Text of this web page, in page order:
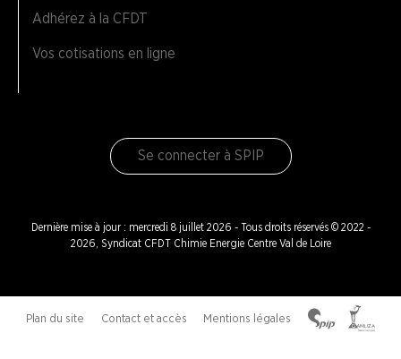
Adhérez à la CFDT
Vos cotisations en ligne
Se connecter à SPIP
Dernière mise à jour : mercredi 8 juillet 2026 - Tous droits réservés © 2022 -
2026, Syndicat CFDT Chimie Energie Centre Val de Loire
Plan du site Contact et accès Mentions légales